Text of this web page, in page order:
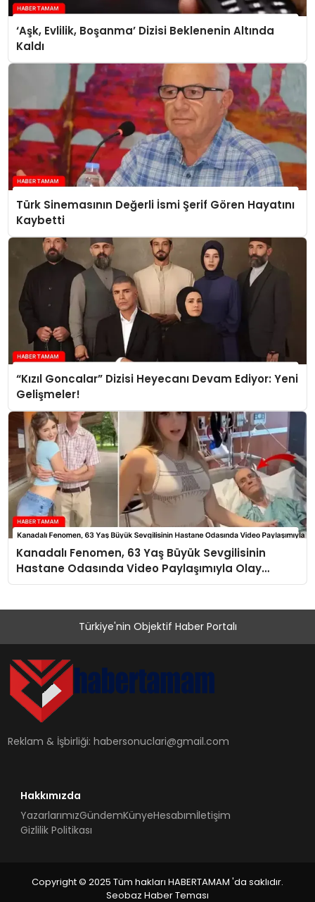
‘Aşk, Evlilik, Boşanma’ Dizisi Beklenenin Altında
Kaldı
Türk Sinemasının Değerli İsmi Şerif Gören Hayatını
Kaybetti
“Kızıl Goncalar” Dizisi Heyecanı Devam Ediyor: Yeni
Gelişmeler!
Kanadalı Fenomen, 63 Yaş Büyük Sevgilisinin
Hastane Odasında Video Paylaşımıyla Olay
Yarattı
Türkiye'nin Objektif Haber Portalı
Reklam & İşbirliği:habersonuclari@gmail.com
Hakkımızda
YazarlarımızGündemKünyeHesabımİletişim
Gizlilik Politikası
Copyright © 2025 Tüm hakları HABERTAMAM 'da saklıdır.
Seobaz Haber Teması